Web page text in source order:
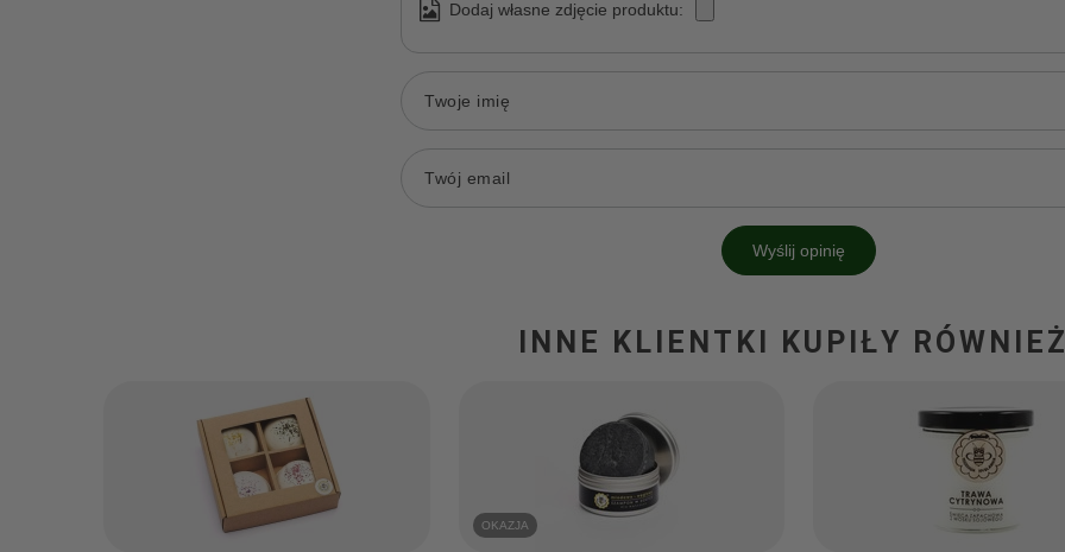
Dodaj własne zdjęcie produktu:
Twoje imię
Twój email
Wyślij opinię
INNE KLIENTKI KUPIŁY
OKAZJA